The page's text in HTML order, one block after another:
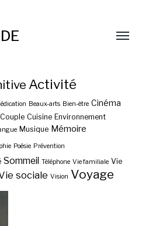
Activité
Beaux-arts Bien-être Cinéma
Couple Cuisine Environnement
Musique Mémoire
Poésie Prévention
Sommeil Téléphone Vie familiale Vie
sociale Vision Voyage